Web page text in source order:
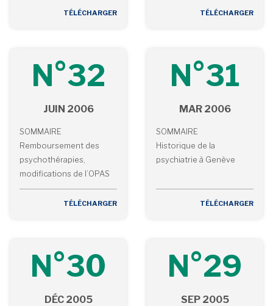
TÉLÉCHARGER TÉLÉCHARGER
N°32
JUIN 2006
SOMMAIRE
Remboursement des
psychothérapies,
modifications de l’OPAS
TÉLÉCHARGER
N°31
MAR 2006
SOMMAIRE
Historique de la
psychiatrie à Genève
TÉLÉCHARGER
N°30
DÉC 2005
N°29
SEP 2005